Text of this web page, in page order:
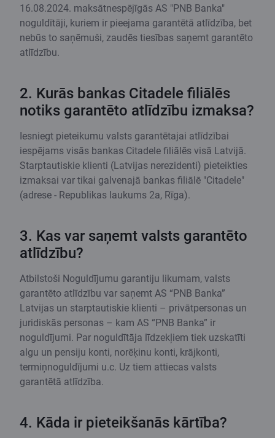
16.08.2024. maksātnespējīgās AS "PNB Banka"
noguldītāji, kuriem ir pieejama garantētā atlīdzība, bet
nebūs to saņēmuši, zaudēs tiesības saņemt garantēto
atlīdzību.
2. Kurās bankas Citadele filiālēs
notiks garantēto atlīdzību izmaksa?
Iesniegt pieteikumu valsts garantētajai atlīdzībai
iespējams visās bankas Citadele filiālēs visā Latvijā.
Starptautiskie klienti (Latvijas nerezidenti) pieteikties
izmaksai var tikai galvenajā bankas filiālē "Citadele"
(adrese - Republikas laukums 2a, Rīga).
3. Kas var saņemt valsts garantēto
atlīdzību?
Atbilstoši Noguldījumu garantiju likumam, valsts
garantēto atlīdzību var saņemt AS “PNB Banka”
Latvijas un starptautiskie klienti – privātpersonas un
juridiskās personas – kam AS “PNB Banka” ir
noguldījumi. Par noguldītāja līdzekļiem tiek uzskatīti
algu un pensiju konti, norēķinu konti, krājkonti,
termiņnoguldījumi u.c. Uz tiem attiecas valsts
garantētā atlīdzība.
4. Kāda ir pieteikšanās kārtība?